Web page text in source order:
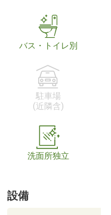
バス・トイレ別
駐車場
(近隣含)
洗面所独立
設備